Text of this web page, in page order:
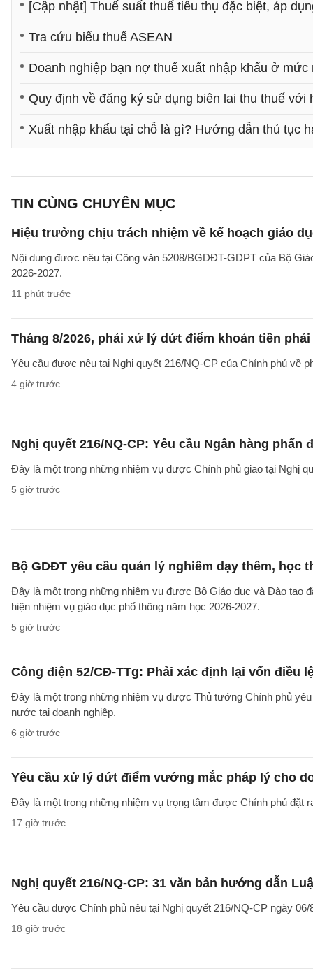
[Cập nhật] Thuế suất thuế tiêu thụ đặc biệt, áp
Tra cứu biểu thuế ASEAN
Doanh nghiệp bạn nợ thuế xuất nhập khẩu ở mức
Quy định về đăng ký sử dụng biên lai thu thuế
Xuất nhập khẩu tại chỗ là gì? Hướng dẫn thủ tục
TIN CÙNG CHUYÊN MỤC
Hiệu trưởng chịu trách nhiệm về kế hoạch giáo
Nội dung đươc nêu tại Công văn 5208/BGDĐT-GDPT của Bộ
2026-2027.
11 phút trước
Tháng 8/2026, phải xử lý dứt điểm khoản tiền
Yêu cầu được nêu tại Nghị quyết 216/NQ-CP của Chính phủ về
4 giờ trước
Nghị quyết 216/NQ-CP: Yêu cầu Ngân hàng phấn
Đây là một trong những nhiệm vụ được Chính phủ giao tại Nghị
5 giờ trước
Bộ GDĐT yêu cầu quản lý nghiêm dạy thêm, học
Đây là một trong những nhiệm vụ được Bộ Giáo dục và Đào tạo
hiện nhiệm vụ giáo dục phổ thông năm học 2026-2027.
5 giờ trước
Công điện 52/CĐ-TTg: Phải xác định lại vốn điều
Đây là một trong những nhiệm vụ được Thủ tướng Chính phủ
nước tại doanh nghiệp.
6 giờ trước
Yêu cầu xử lý dứt điểm vướng mắc pháp lý cho
Đây là một trong những nhiệm vụ trọng tâm được Chính phủ đặt
17 giờ trước
Nghị quyết 216/NQ-CP: 31 văn bản hướng dẫn
Yêu cầu được Chính phủ nêu tại Nghị quyết 216/NQ-CP ngày
18 giờ trước